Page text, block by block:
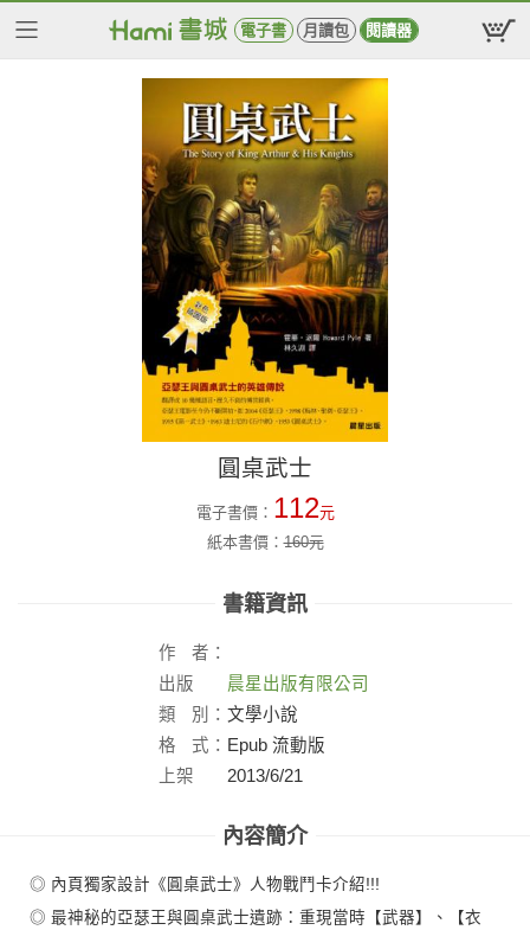
電子書 月讀包 閱讀器
圓桌武士
電子書價： 112元
紙本書價：160元
書籍資訊
作
者：
出版
社：
晨星出版有限公司
類
別： 文學小說
格
式： Epub 流動版
上架
2013/6/21
內容簡介
◎ 內頁獨家設計《圓桌武士》人物戰鬥卡介紹!!!
◎ 最神秘的亞瑟王與圓桌武士遺跡：重現當時【武器】、【衣